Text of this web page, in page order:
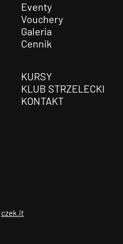
Eventy
Vouchery
Galeria
Cennik
KURSY
KLUB STRZELECKI
KONTAKT
czek.it